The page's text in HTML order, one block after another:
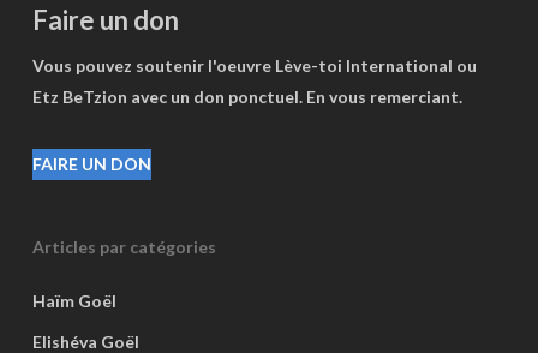
Faire un don
Vous pouvez soutenir l'oeuvre Lève-toi International ou
Etz BeTzion avec un don ponctuel. En vous remerciant.
FAIRE UN DON
Articles par catégories
Haïm Goël
Elishéva Goël